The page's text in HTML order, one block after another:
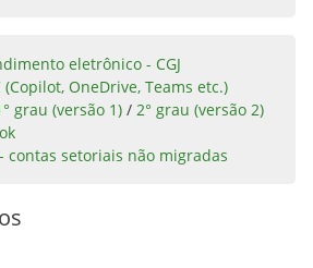
eletrônico - CGJ
(Copilot, OneDrive, Teams etc.)
grau (versão 1) / 2° grau (versão 2)
contas setoriais não migradas